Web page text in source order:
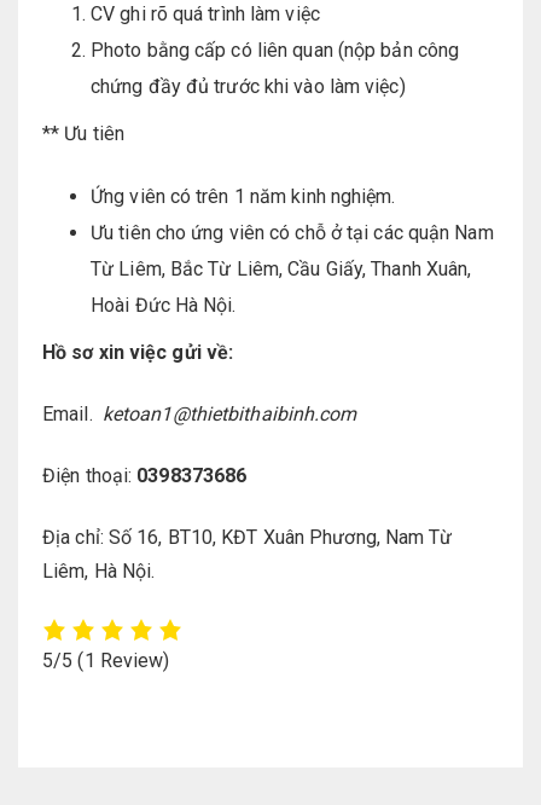
CV ghi rõ quá trình làm việc
Photo bằng cấp có liên quan (nộp bản công
chứng đầy đủ trước khi vào làm việc)
** Ưu tiên
Ứng viên có trên 1 năm kinh nghiệm.
Ưu tiên cho ứng viên có chỗ ở tại các quận Nam
Từ Liêm, Bắc Từ Liêm, Cầu Giấy, Thanh Xuân,
Hoài Đức Hà Nội.
Hồ sơ xin việc gửi về:
Email. ketoan1@thietbithaibinh.com
Điện thoại: 0398373686
Địa chỉ: Số 16, BT10, KĐT Xuân Phương, Nam Từ
Liêm, Hà Nội.
5/5(1 Review)